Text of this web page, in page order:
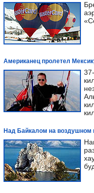
Американец пролетел
Над Байкалом на воздушном